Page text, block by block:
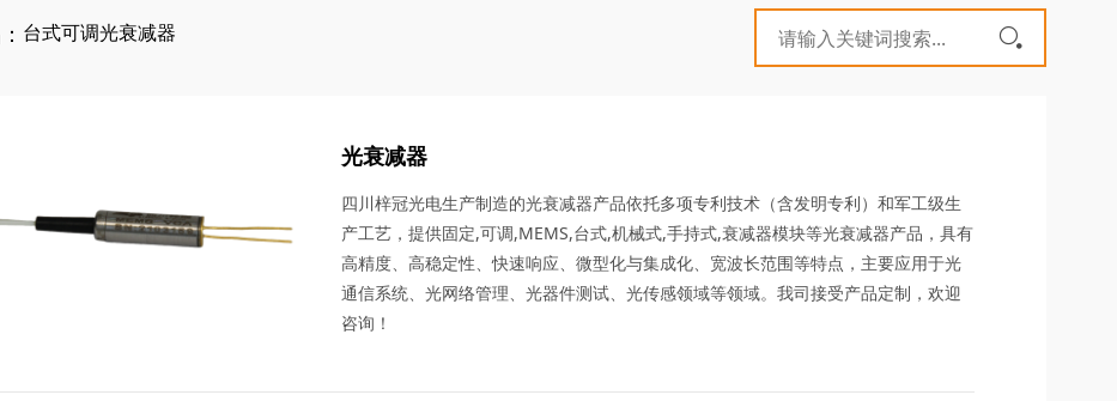
台式可调光衰减器
光衰减器
四川梓冠光电生产制造的光衰减器产品依托多项专利技术（含发明专利）和军工级生
产工艺，提供固定,可调,MEMS,台式,机械式,手持式,衰减器模块等光衰减器产品，具有
高精度、高稳定性、快速响应、微型化与集成化、宽波长范围等特点，主要应用于光
通信系统、光网络管理、光器件测试、光传感领域等领域。我司接受产品定制，欢迎
咨询！